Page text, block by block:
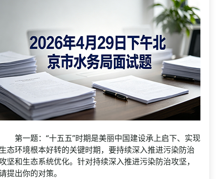
一题：“十五五”时期是美丽中国建设承上启下、实现
态环境根本好转的关键时期，要持续深入推进污染防治
坚和生态系统优化。针对持续深入推进污染防治攻坚，
提出你的对策。